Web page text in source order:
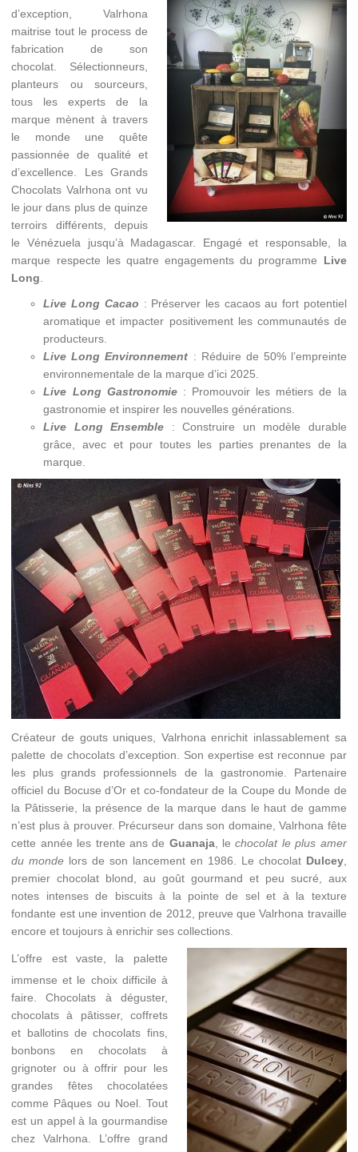
d’exception, Valrhona
maitrise tout le process de
fabrication de son
chocolat. Sélectionneurs,
planteurs ou sourceurs,
tous les experts de la
marque mènent à travers
le monde une quête
passionnée de qualité et
d’excellence. Les Grands
Chocolats Valrhona ont vu
le jour dans plus de quinze
terroirs différents, depuis
le Vénézuela jusqu’à Madagascar. Engagé et responsable, la
marque respecte les quatre engagements du programme Live
Long
Live Long Cacao : Préserver les cacaos au fort potentiel
aromatique et impacter positivement les communautés de
producteurs.
Live Long Environnement : Réduire de 50% l’empreinte
environnementale de la marque d’ici 2025.
Live Long Gastronomie: Promouvoir les métiers de la
gastronomie et inspirer les nouvelles générations.
Live Long Ensemble : Construire un modèle durable
grâce, avec et pour toutes les parties prenantes de la
marque.
Créateur de gouts uniques, Valrhona enrichit inlassablement sa
palette de chocolats d’exception. Son expertise est reconnue par
les plus grands professionnels de la gastronomie. Partenaire
officiel du Bocuse d’Or et co-fondateur de la Coupe du Monde de
la Pâtisserie, la présence de la marque dans le haut de gamme
n’est plus à prouver. Précurseur dans son domaine, Valrhona fête
cette année les trente ans de Guanaja, lechocolat le plus amer
du monde lors de son lancement en 1986. Le chocolat Dulcey,
premier chocolat blond, au goût gourmand et peu sucré, aux
notes intenses de biscuits à la pointe de sel et à la texture
fondante est une invention de 2012, preuve que Valrhona travaille
encore et toujours à enrichir ses collections.
L’offre est vaste, la palette
immense et le choix difficile à
faire. Chocolats à déguster,
chocolats à pâtisser, coffrets
et ballotins de chocolats fins,
bonbons en chocolats à
grignoter ou à offrir pour les
grandes fêtes chocolatées
comme Pâques ou Noel. Tout
est un appel à la gourmandise
chez Valrhona. L’offre grand